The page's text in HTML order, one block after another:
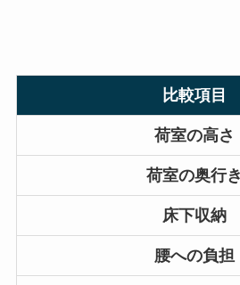
比較項目
荷室の高さ
荷室の奥行き
床下収納
腰への負担